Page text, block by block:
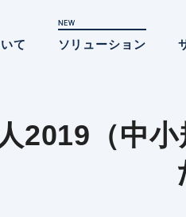
て ソリューション
2019（中